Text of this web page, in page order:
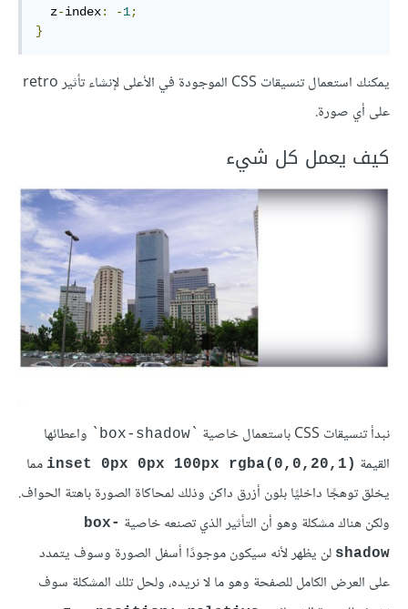
  z
-index: -1;
}
يمكنك استعمال تنسيقات CSS الموجودة في الأعلى لإنشاء تأثير retro
على أي صورة.
كيف يعمل كل شيء
نبدأ تنسيقات CSS باستعمال خاصية ` box-shadow ` واعطائها
القيمة (inset 0px 0px 100px rgba(0,0,20,1
مما
يخلق توهجًا داخليًا بلون أزرق داكن وذلك لمحاكاة الصورة باهتة الحواف.
ولكن هناك مشكلة وهو أن التأثير الذي تصنعه خاصية box-
shadow لن يظهر لأنه سيكون موجودًا أسفل الصورة وسوف يتمدد
على العرض الكامل للصفحة وهو ما لا نريده، ولحل تلك المشكلة سوف